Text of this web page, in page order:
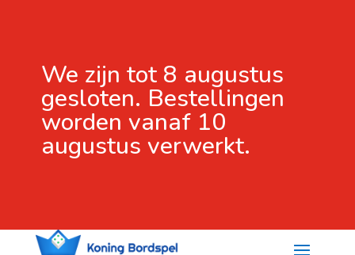
We zijn tot 8 augustus
gesloten. Bestellingen
worden vanaf 10
augustus verwerkt.